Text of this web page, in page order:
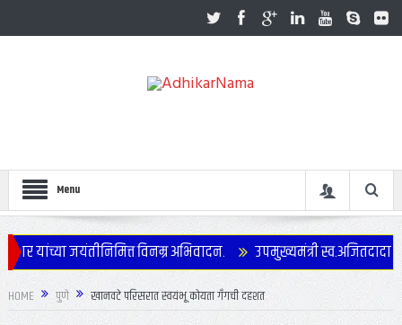
Menu
जयंतीनिमित्त विनम्र अभिवादन. उपमुख्यमंत्री स्व.अजितदादा
HOME पुणे खानवटे परिसरात स्वयंभू कोयता गॅंगची दहशत